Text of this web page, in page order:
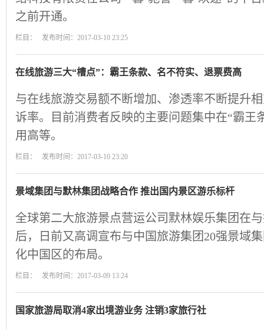
之前开通。
栏目： 发布时间：2017-03-10 23:25
在线旅游三大“槽点”：霸王条款、名不符实、退票费高
与在线旅游交易额不断增加、渗透率不断提升
诉率。目前消费者反映的主要问题集中在“霸王
用高等。
栏目： 发布时间：2017-03-10 23:20
景域集团与默林集团战略合作 推出国内景区游乐标杆
全球第二大旅游景点营运公司默林娱乐集团在
后，日前又高调宣布与中国旅游集团20强景域
化中国区的布局。
栏目： 发布时间：2017-03-09 13:24
国家旅游局取消4家出境游业务 注销3家旅行社